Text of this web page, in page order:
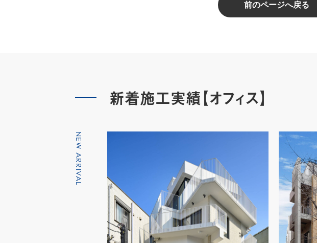
前のページへ戻る
新着施工実績【オフィス】
NEW ARRIVAL